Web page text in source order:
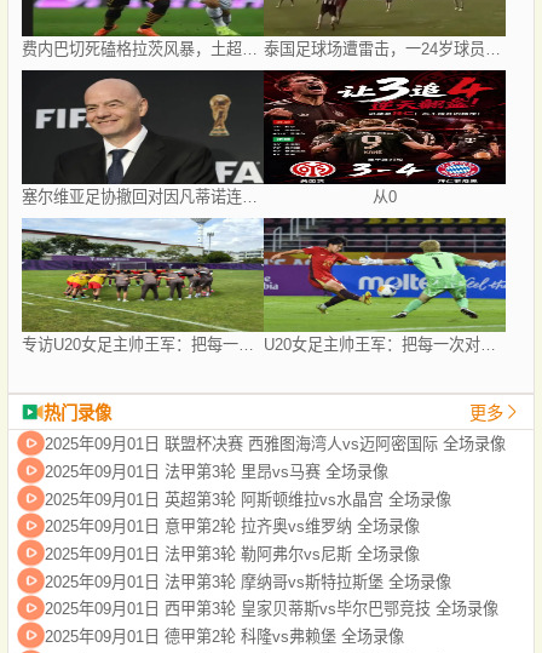
从0
专访U20女足主帅王军：把每一次对抗当世界杯预演 U20女足主帅王军：把每一次对抗当世界杯预演
热门录像 更多
2025年09月01日 联盟杯决赛 西雅图海湾人vs迈阿密国际 全场录像
2025年09月01日 法甲第3轮 里昂vs马赛 全场录像
2025年09月01日 英超第3轮 阿斯顿维拉vs水晶宫 全场录像
2025年09月01日 意甲第2轮 拉齐奥vs维罗纳 全场录像
2025年09月01日 法甲第3轮 勒阿弗尔vs尼斯 全场录像
2025年09月01日 法甲第3轮 摩纳哥vs斯特拉斯堡 全场录像
2025年09月01日 西甲第3轮 皇家贝蒂斯vs毕尔巴鄂竞技 全场录像
2025年09月01日 德甲第2轮 科隆vs弗赖堡 全场录像